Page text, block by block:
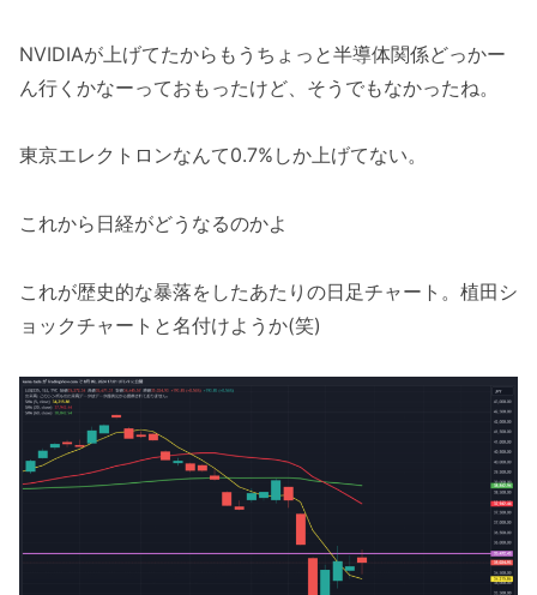
NVIDIAが上げてたからもうちょっと半導体関係どっかー
ん行くかなーっておもったけど、そうでもなかったね。
東京エレクトロンなんて0.7%しか上げてない。
これから日経がどうなるのかよ
これが歴史的な暴落をしたあたりの日足チャート。植田シ
ョックチャートと名付けようか(笑)